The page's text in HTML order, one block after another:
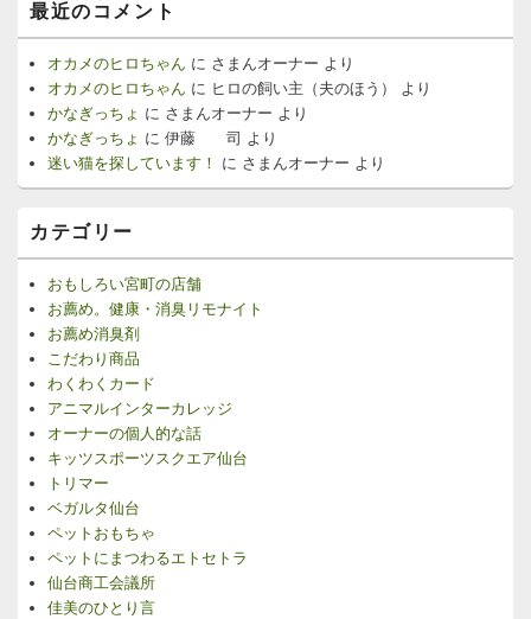
最近のコメント
オカメのヒロちゃん に さまんオーナー より
オカメのヒロちゃん に ヒロの飼い主（夫のほう）
より
かなぎっちょ に さまんオーナー より
かなぎっちょ に 伊藤 司 より
迷い猫を探しています！
に さまんオーナー より
カテゴリー
おもしろい宮町の店舗
お薦め。健康・消臭リモナイト
お薦め消臭剤
こだわり商品
わくわくカード
アニマルインターカレッジ
オーナーの個人的な話
キッツスポーツスクエア仙台
トリマー
ベガルタ仙台
ペットおもちゃ
ペットにまつわるエトセトラ
仙台商工会議所
佳美のひとり言